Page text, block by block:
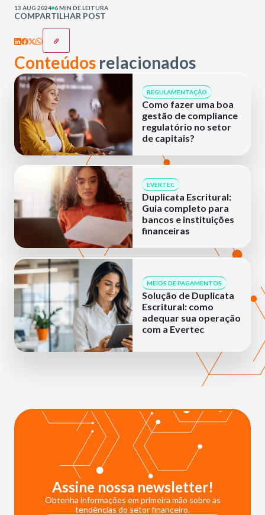
COMPARTILHAR POST
13 AUG 2024 6 MIN DE LEITURA
Conteúdos relacionados
REGULAMENTAÇÃO
Como fazer uma boa
gestão de compliance
regulatório no setor
de capitais?
EVERTEC
Duplicata Escritural:
Guia completo para
bancos e instituições
financeiras
MEIOS DE PAGAMENTOS
Solução de Duplicata
Escritural: como
adequar sua operação
com a Evertec
Assine nossa newsletter!
Obtenha informações em primeira mão sobre as
tendências do setor financeiro.